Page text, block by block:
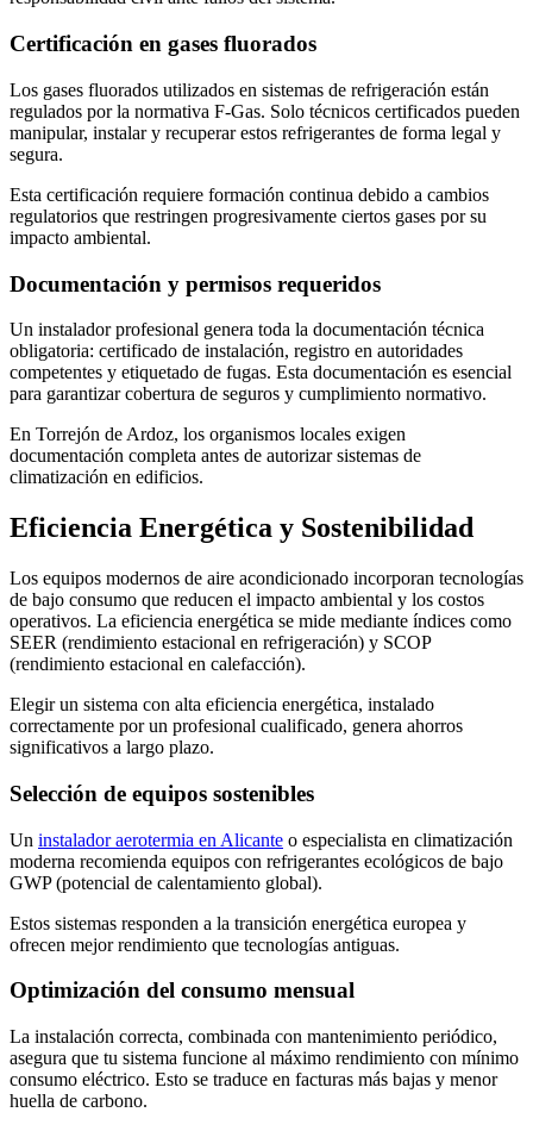
Certificación en gases fluorados
Los gases fluorados utilizados en sistemas de refrigeración están
regulados por la normativa F-Gas. Solo técnicos certificados pueden
manipular, instalar y recuperar estos refrigerantes de forma legal y
segura.
Esta certificación requiere formación continua debido a cambios
regulatorios que restringen progresivamente ciertos gases por su
impacto ambiental.
Documentación y permisos requeridos
Un instalador profesional genera toda la documentación técnica
obligatoria: certificado de instalación, registro en autoridades
competentes y etiquetado de fugas. Esta documentación es esencial
para garantizar cobertura de seguros y cumplimiento normativo.
En Torrejón de Ardoz, los organismos locales exigen
documentación completa antes de autorizar sistemas de
climatización en edificios.
Eficiencia Energética y Sostenibilidad
Los equipos modernos de aire acondicionado incorporan tecnologías
de bajo consumo que reducen el impacto ambiental y los costos
operativos. La eficiencia energética se mide mediante índices como
SEER (rendimiento estacional en refrigeración) y SCOP
(rendimiento estacional en calefacción).
Elegir un sistema con alta eficiencia energética, instalado
correctamente por un profesional cualificado, genera ahorros
significativos a largo plazo.
Selección de equipos sostenibles
Un instalador aerotermia en Alicante o especialista en climatización
moderna recomienda equipos con refrigerantes ecológicos de bajo
GWP (potencial de calentamiento global).
Estos sistemas responden a la transición energética europea y
ofrecen mejor rendimiento que tecnologías antiguas.
Optimización del consumo mensual
La instalación correcta, combinada con mantenimiento periódico,
asegura que tu sistema funcione al máximo rendimiento con mínimo
consumo eléctrico. Esto se traduce en facturas más bajas y menor
huella de carbono.